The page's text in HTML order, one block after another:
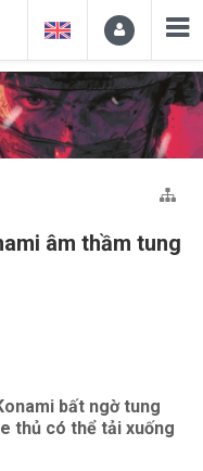
âm thầm tung
bất ngờ tung
thủ có thể tải xuống